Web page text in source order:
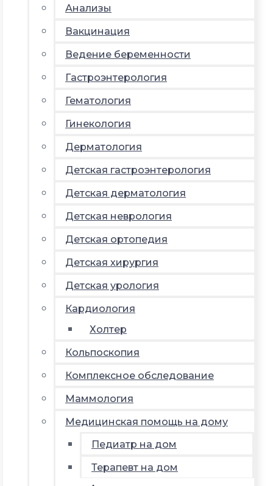
Анализы
Вакцинация
Ведение беременности
Гастроэнтерология
Гематология
Гинекология
Дерматология
Детская гастроэнтерология
Детская дерматология
Детская неврология
Детская ортопедия
Детская хирургия
Детская урология
Кардиология
Холтер
Кольпоскопия
Комплексное обследование
Маммология
Медицинская помощь на дому
Педиатр на дом
Терапевт на дом